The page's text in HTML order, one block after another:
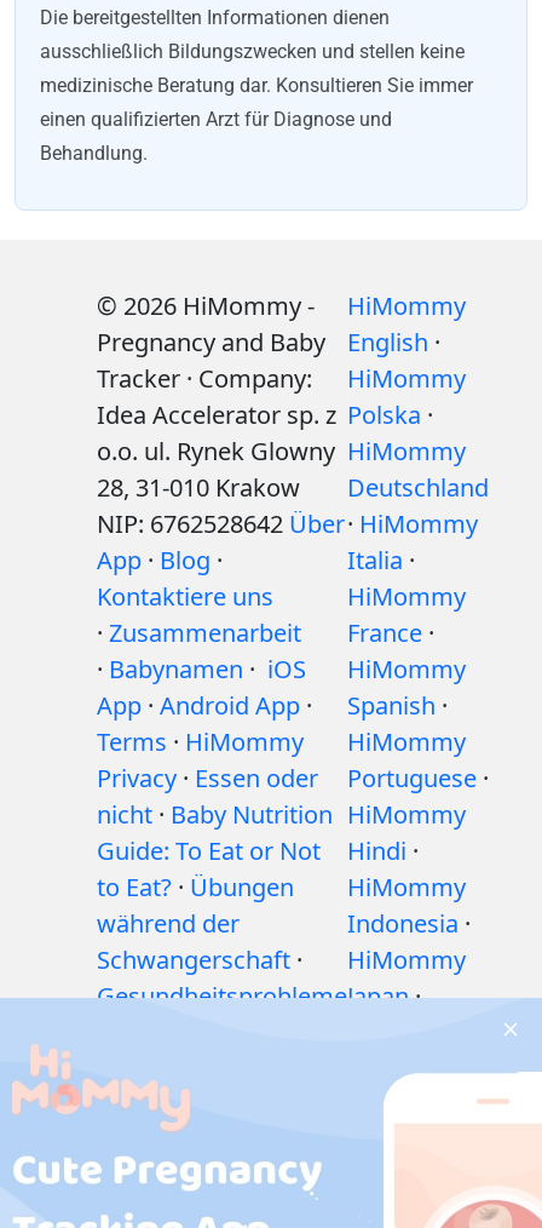
Die bereitgestellten Informationen dienen
ausschließlich Bildungszwecken und stellen keine
medizinische Beratung dar. Konsultieren Sie immer
einen qualifizierten Arzt für Diagnose und
Behandlung.
© 2026 HiMommy -
Pregnancy and Baby
Tracker · Company:
Idea Accelerator sp. z
o.o. ul. Rynek Glowny
28, 31-010 Krakow
NIP: 6762528642 Über
App · Blog ·
Kontaktiere uns
· Zusammenarbeit
· Babynamen · iOS
App · Android App ·
Terms · HiMommy
Privacy · Essen oder
nicht · Baby Nutrition
Guide: To Eat or Not
to Eat? · Übungen
während der
Schwangerschaft ·
Gesundheitsprobleme
Medikamente
während der
Schwangerschaft·
Gesundheitsprobleme
HiMommy
English ·
HiMommy
Polska ·
HiMommy
Deutschland
· HiMommy
Italia ·
HiMommy
France ·
HiMommy
Spanish ·
HiMommy
Portuguese ·
HiMommy
Hindi ·
HiMommy
Indonesia ·
HiMommy
Japan·
Korea